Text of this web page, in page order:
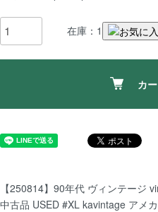
在庫：1
カ
【250814】90年代 ヴィンテージ
中古品 USED #XL kavintage アメ